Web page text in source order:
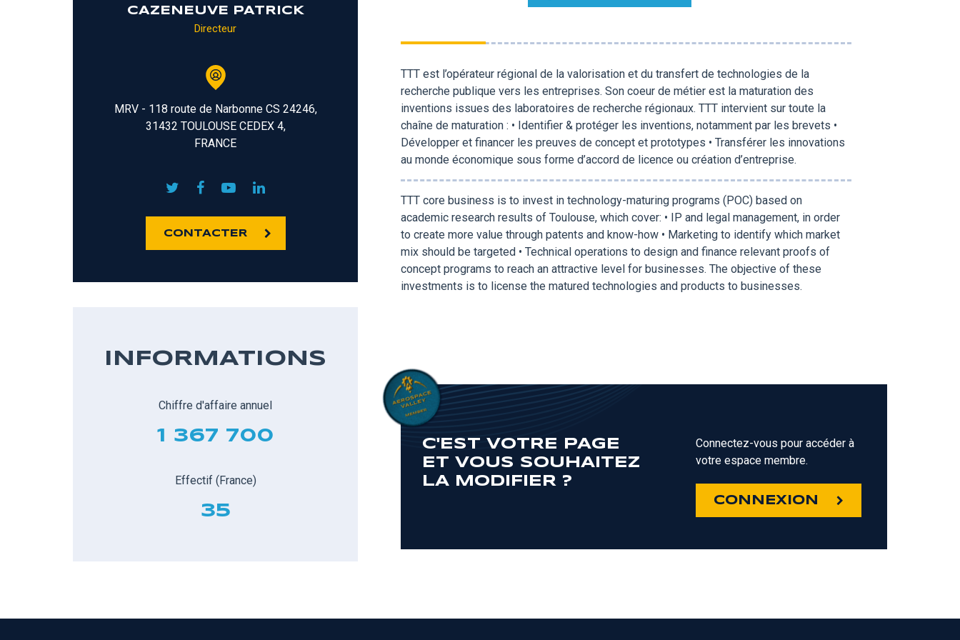
CAZENEUVE PATRICK
Directeur
MRV - 118 route de Narbonne CS 24246,
31432 TOULOUSE CEDEX 4,
FRANCE
CONTACTER
INFORMATIONS
Chiffre d'affaire annuel
1 367 700
Effectif (France)
35
TTT est l’opérateur régional de la valorisation et du transfert de technologies de la
recherche publique vers les entreprises. Son coeur de métier est la maturation des
inventions issues des laboratoires de recherche régionaux. TTT intervient sur toute la
chaîne de maturation : • Identifier & protéger les inventions, notamment par les brevets •
Développer et financer les preuves de concept et prototypes • Transférer les innovations
au monde économique sous forme d’accord de licence ou création d’entreprise.
TTT core business is to invest in technology-maturing programs (POC) based on
academic research results of Toulouse, which cover: • IP and legal management, in order
to create more value through patents and know-how • Marketing to identify which market
mix should be targeted • Technical operations to design and finance relevant proofs of
concept programs to reach an attractive level for businesses. The objective of these
investments is to license the matured technologies and products to businesses.
C'EST VOTRE PAGE
ET VOUS SOUHAITEZ
LA MODIFIER ?
Connectez-vous pour accéder à
votre espace membre.
CONNEXION